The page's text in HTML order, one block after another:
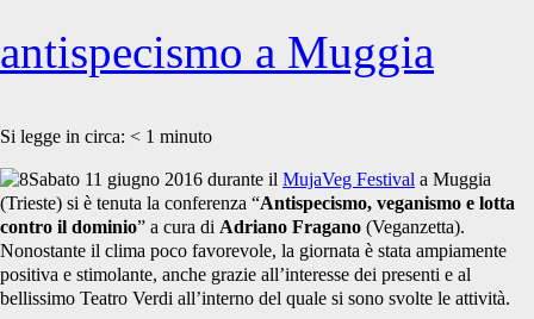
<span>trieste
antispecismo</span>
antispecismo a Muggia
Si legge in circa: < 1 minuto
Sabato 11 giugno 2016 durante il MujaVeg Festival a Muggia
(Trieste) si è tenuta la conferenza “Antispecismo, veganismo e lotta
contro il dominio” a cura di Adriano Fragano (Veganzetta).
Nonostante il clima poco favorevole, la giornata è stata ampiamente
positiva e stimolante, anche grazie all’interesse dei presenti e al
bellissimo Teatro Verdi all’interno del quale si sono svolte le attività.